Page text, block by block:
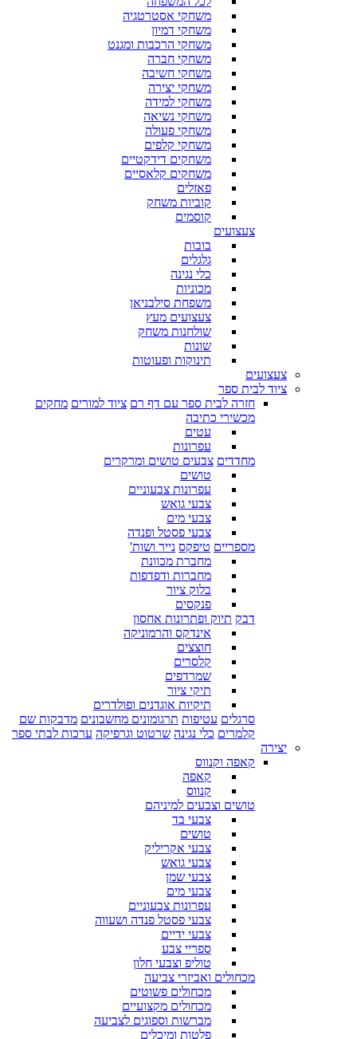
משחקי אסטרטגיה
משחקי דמיון
משחקי הרכבות ומגנט
משחקי חברה
משחקי חשיבה
משחקי יצירה
משחקי למידה
משחקי נשיאה
משחקי פעולה
משחקי קלפים
משחקים דידקטיים
משחקים קלאסיים
פאזלים
קוביות משחק
קוסמים
צעצועים
בובות
גלגלים
כלי נגינה
מכוניות
משפחת סילבניאן
צעצועים מעץ
שולחנות משחק
שונות
תינוקות ופעוטות
צעצועים
ציוד לבית ספר
חזרה לבית ספר עם דף רם ציוד למורים מחקים
מכשירי כתיבה
עטים
עפרונות
מחדדים צבעים טושים ומרקרים
טושים
עפרונות צבעוניים
צבעי גואש
צבעי מים
צבעי פסטל ופנדה
מספריים טיפקס נייר ושות'
מחברת מכוונת
מחברות ודפדפות
בלוק ציור
פנקסים
דבק תיוק ופתרונות אחסון
אינדקס והרמוניקה
חוצצים
קלסרים
שמרדפים
תיקי ציור
תיקיות אוגדנים ופולדרים
סרגלים עטיפות תרגומונים מחשבונים מדבקות שם
קלמרים כלי נגינה שרטוט וגרפיקה ערכות לבתי ספר
יצירה
קאפה וקנווס
קאפה
קנווס
טושים וצבעים למיניהם
צבעי בד
טושים
צבעי אקריליק
צבעי גואש
צבעי שמן
צבעי מים
עפרונות צבעוניים
צבעי פסטל פנדה ושעווה
צבעי ידיים
ספריי צבע
טוליפ וצבעי חלון
מכחולים ואביזרי צביעה
מכחולים פשוטים
מכחולים מקצועיים
מברשות וספוגים לצביעה
פלטות ומיכלים